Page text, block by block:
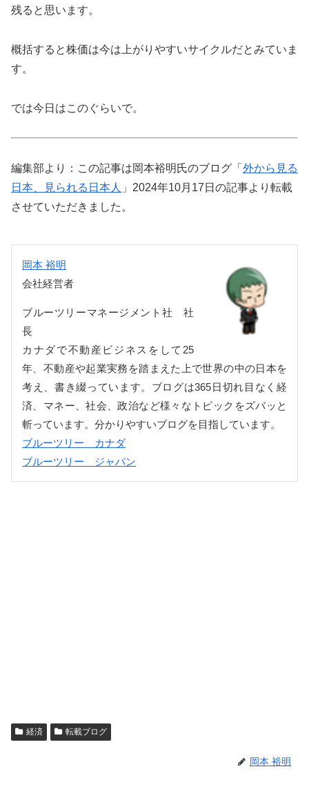
残ると思います。
概括すると株価は今は上がりやすいサイクルだとみていま
す。
では今日はこのぐらいで。
編集部より：この記事は岡本裕明氏のブログ「 外から見る
日本、見られる日本人 」2024年10月17日の記事より転載
させていただきました。
岡本 裕明
会社経営者
ブルーツリーマネージメント社 社
長
カナダで不動産ビジネスをして25
年、不動産や起業実務を踏まえた上で世界の中の日本を
考え、書き綴っています。ブログは365日切れ目なく経
済、マネー、社会、政治など様々なトピックをズバッと
斬っています。分かりやすいブログを目指しています。
ブルーツリー カナダ
ブルーツリー ジャパン
経済 転載ブログ
岡本 裕明